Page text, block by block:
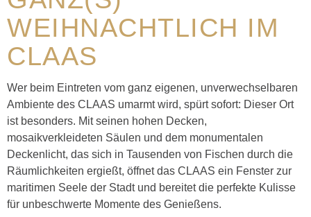
WEIHNACHTLICH IM
CLAAS
Wer beim Eintreten vom ganz eigenen, unverwechselbaren
Ambiente des CLAAS umarmt wird, spürt sofort: Dieser Ort
ist besonders. Mit seinen hohen Decken,
mosaikverkleideten Säulen und dem monumentalen
Deckenlicht, das sich in Tausenden von Fischen durch die
Räumlichkeiten ergießt, öffnet das CLAAS ein Fenster zur
maritimen Seele der Stadt und bereitet die perfekte Kulisse
für unbeschwerte Momente des Genießens.